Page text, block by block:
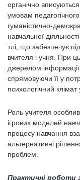
органічно
умовам
гуманістично-
навчальної
тлі, що забезпечує
вчителя і учня. При
джерелом інформації,
спрямовуючи її у
психологічний
Роль учителя
ігрових моделей
процесу навчання
альтернативні
проблем.
Практичні роботи